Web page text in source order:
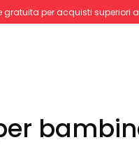
gratuita per acquisti superiori